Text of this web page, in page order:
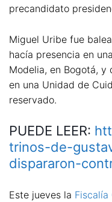
precandidato
Miguel Uribe fue
hacía presencia en
Modelia, en Bogotá, y
en una Unidad de
reservado.
PUEDE LEER:
trinos-de-
dispararon-
Este jueves la Fiscalía